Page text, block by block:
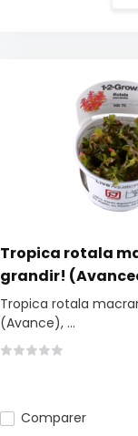
Tropica rotala
grandir!
Tropica rotala
(Avance), ...
Comparer